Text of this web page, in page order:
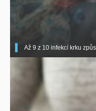
Až 9 z 10 infekcí krku